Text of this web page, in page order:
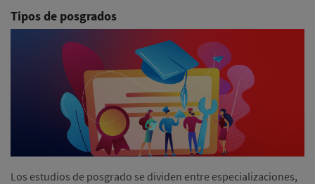
Tipos de posgrados
Los estudios de posgrado se dividen entre especializaciones,